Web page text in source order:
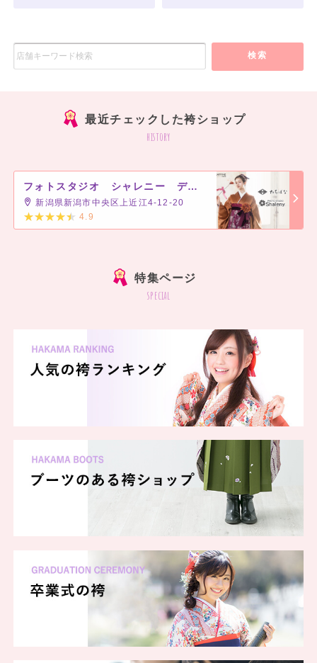
当店はデッキー401店の1Fにございます。手軽に卒業式の準備をし
各色袴、小振袖各種どちらも揃えてお待ちしております。
ぜひお立ち寄りください。
検索
最近チェックした袴ショップ
history
フォトスタジオ シャレニー デッキー401店
新潟県新潟市中央区上近江4-12-20
4.9
特集ページ
special